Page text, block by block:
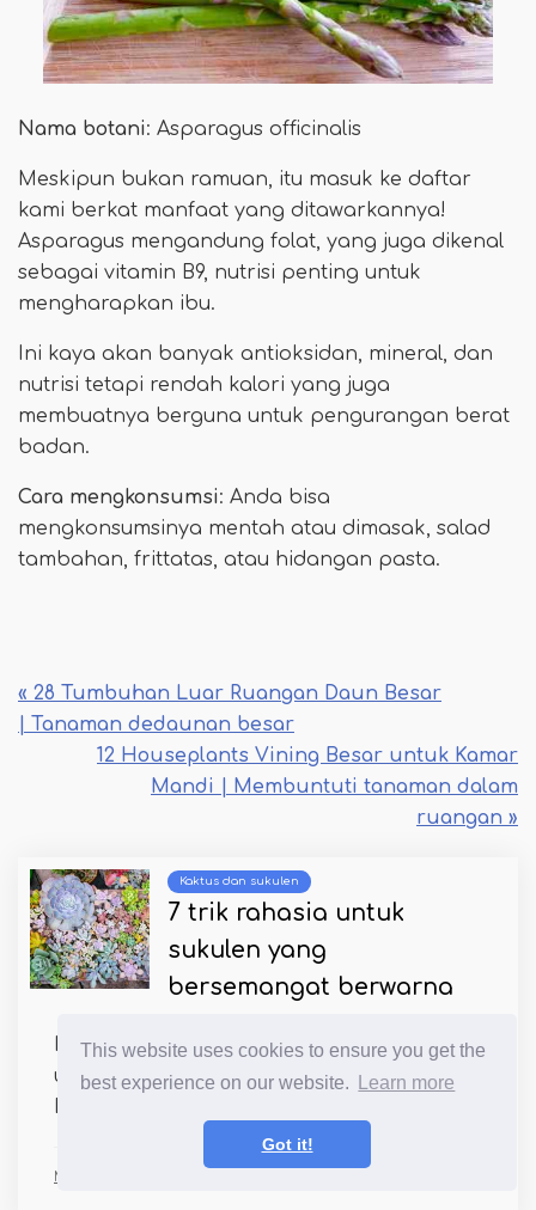
This website uses cookies to ensure you get the
best experience on our website.
Learn more
Got it!
Nama botani: Asparagus officinalis
Meskipun bukan ramuan, itu masuk ke daftar
kami berkat manfaat yang ditawarkannya!
Asparagus mengandung folat, yang juga dikenal
sebagai vitamin B9, nutrisi penting untuk
mengharapkan ibu.
Ini kaya akan banyak antioksidan, mineral, dan
nutrisi tetapi rendah kalori yang juga
membuatnya berguna untuk pengurangan berat
badan.
Cara mengkonsumsi: Anda bisa
mengkonsumsinya mentah atau dimasak, salad
tambahan, frittatas, atau hidangan pasta.
« 28 Tumbuhan Luar Ruangan Daun Besar
| Tanaman dedaunan besar
12 Houseplants Vining Besar untuk Kamar
Mandi | Membuntuti tanaman dalam
ruangan »
Kaktus dan sukulen
7 trik rahasia untuk
sukulen yang
bersemangat berwarna
Ingin tahu tentang peretasan rahasia
untuk sukulen berwarna -warni? Baca
Ms. Alfonso Graham